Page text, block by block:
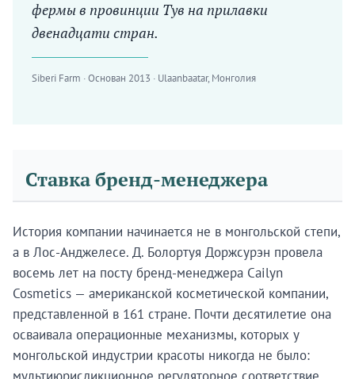
фермы в провинции Тув на прилавки
двенадцати стран.
Siberi Farm · Основан 2013 · Ulaanbaatar, Монголия
Ставка бренд-менеджера
История компании начинается не в монгольской степи,
а в Лос-Анджелесе. Д. Болортуя Доржсурэн провела
восемь лет на посту бренд-менеджера Cailyn
Cosmetics — американской косметической компании,
представленной в 161 стране. Почти десятилетие она
осваивала операционные механизмы, которых у
монгольской индустрии красоты никогда не было: